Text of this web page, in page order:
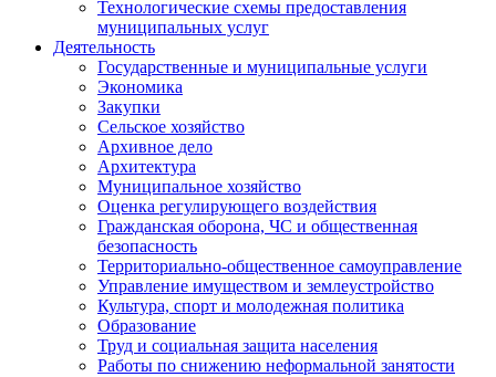
Технологические схемы предоставления
муниципальных услуг
Деятельность
Государственные и муниципальные услуги
Экономика
Закупки
Сельское хозяйство
Архивное дело
Архитектура
Муниципальное хозяйство
Оценка регулирующего воздействия
Гражданская оборона, ЧС и общественная
безопасность
Территориально-общественное самоуправление
Управление имуществом и землеустройство
Культура, спорт и молодежная политика
Образование
Труд и социальная защита населения
Работы по снижению неформальной занятости